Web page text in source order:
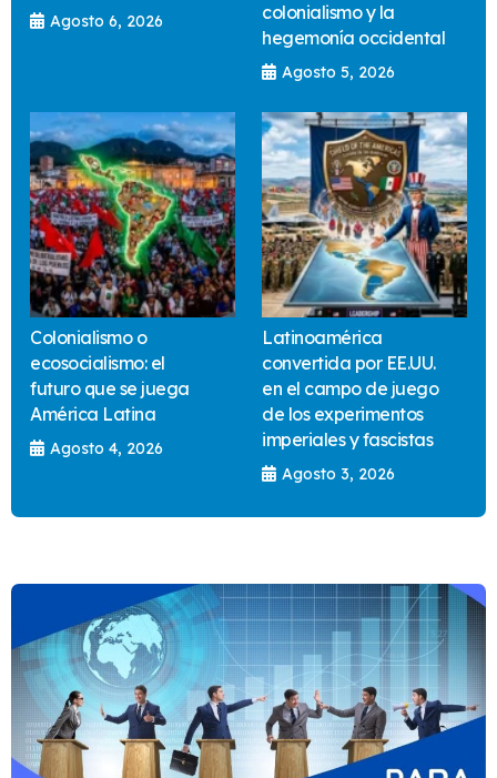
Agosto 6, 2026
colonialismo y la
hegemonía occidental
Agosto 5, 2026
Colonialismo o
ecosocialismo: el
futuro que se juega
América Latina
Agosto 4, 2026
Latinoamérica
convertida por EE.UU.
en el campo de juego
de los experimentos
imperiales y fascistas
Agosto 3, 2026